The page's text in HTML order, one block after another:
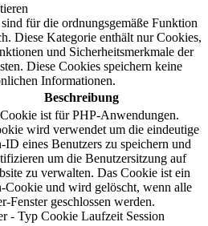
für die ordnungsgemäße Funktion
Diese Kategorie enthält nur Cookies,
und Sicherheitsmerkmale der
Diese Cookies speichern keine
Informationen.
Beschreibung
ist für PHP-Anwendungen.
wird verwendet um die eindeutige
ID eines Benutzers zu speichern und
um die Benutzersitzung auf
zu verwalten. Das Cookie ist ein
Cookie und wird gelöscht, wenn alle
Fenster geschlossen werden.
- Typ Cookie Laufzeit Session